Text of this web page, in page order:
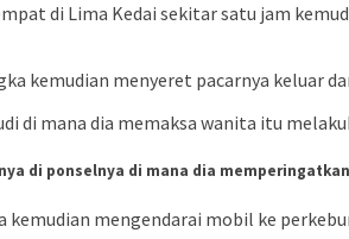
di Lima Kedai sekitar satu jam
kemudian menyeret pacarnya keluar
di mana dia memaksa wanita itu
di ponselnya di mana dia
mengendarai mobil ke